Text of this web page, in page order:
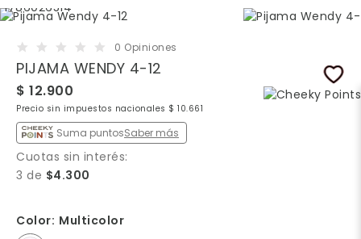
0 Opiniones
PIJAMA WENDY 4-12
$ 12.900
Precio sin impuestos nacionales $ 10.661
Suma puntosSaber más
Cuotas sin interés:
3 de $4.300
Color: Multicolor